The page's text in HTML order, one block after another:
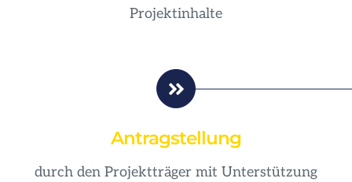
Projektinhalte
Antragstellung
durch den Projektträger mit Unterstützung